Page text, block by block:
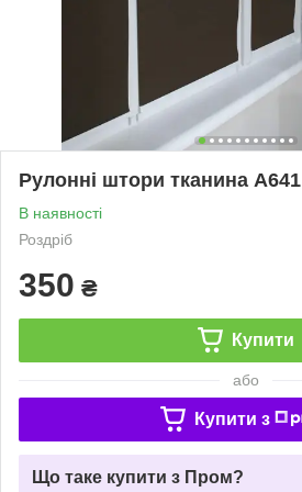
Рулонні штори тканина А641
В наявності
Роздріб
350 ₴
Купити
або
Купити з
Що таке купити з Пром?